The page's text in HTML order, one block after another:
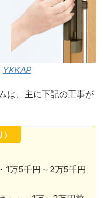
YKKAP
は、主に下記の工事が
1万5千円～2万5千円